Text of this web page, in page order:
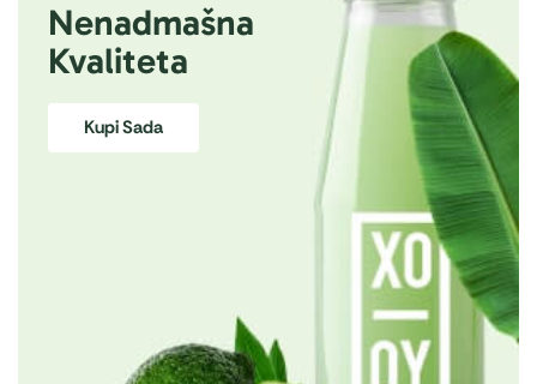
Nenadmašna
Kvaliteta
Kupi Sada